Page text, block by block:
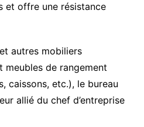
et offre une résistance
autres mobiliers
meubles de rangement
caissons, etc.), le bureau
allié du chef d’entreprise